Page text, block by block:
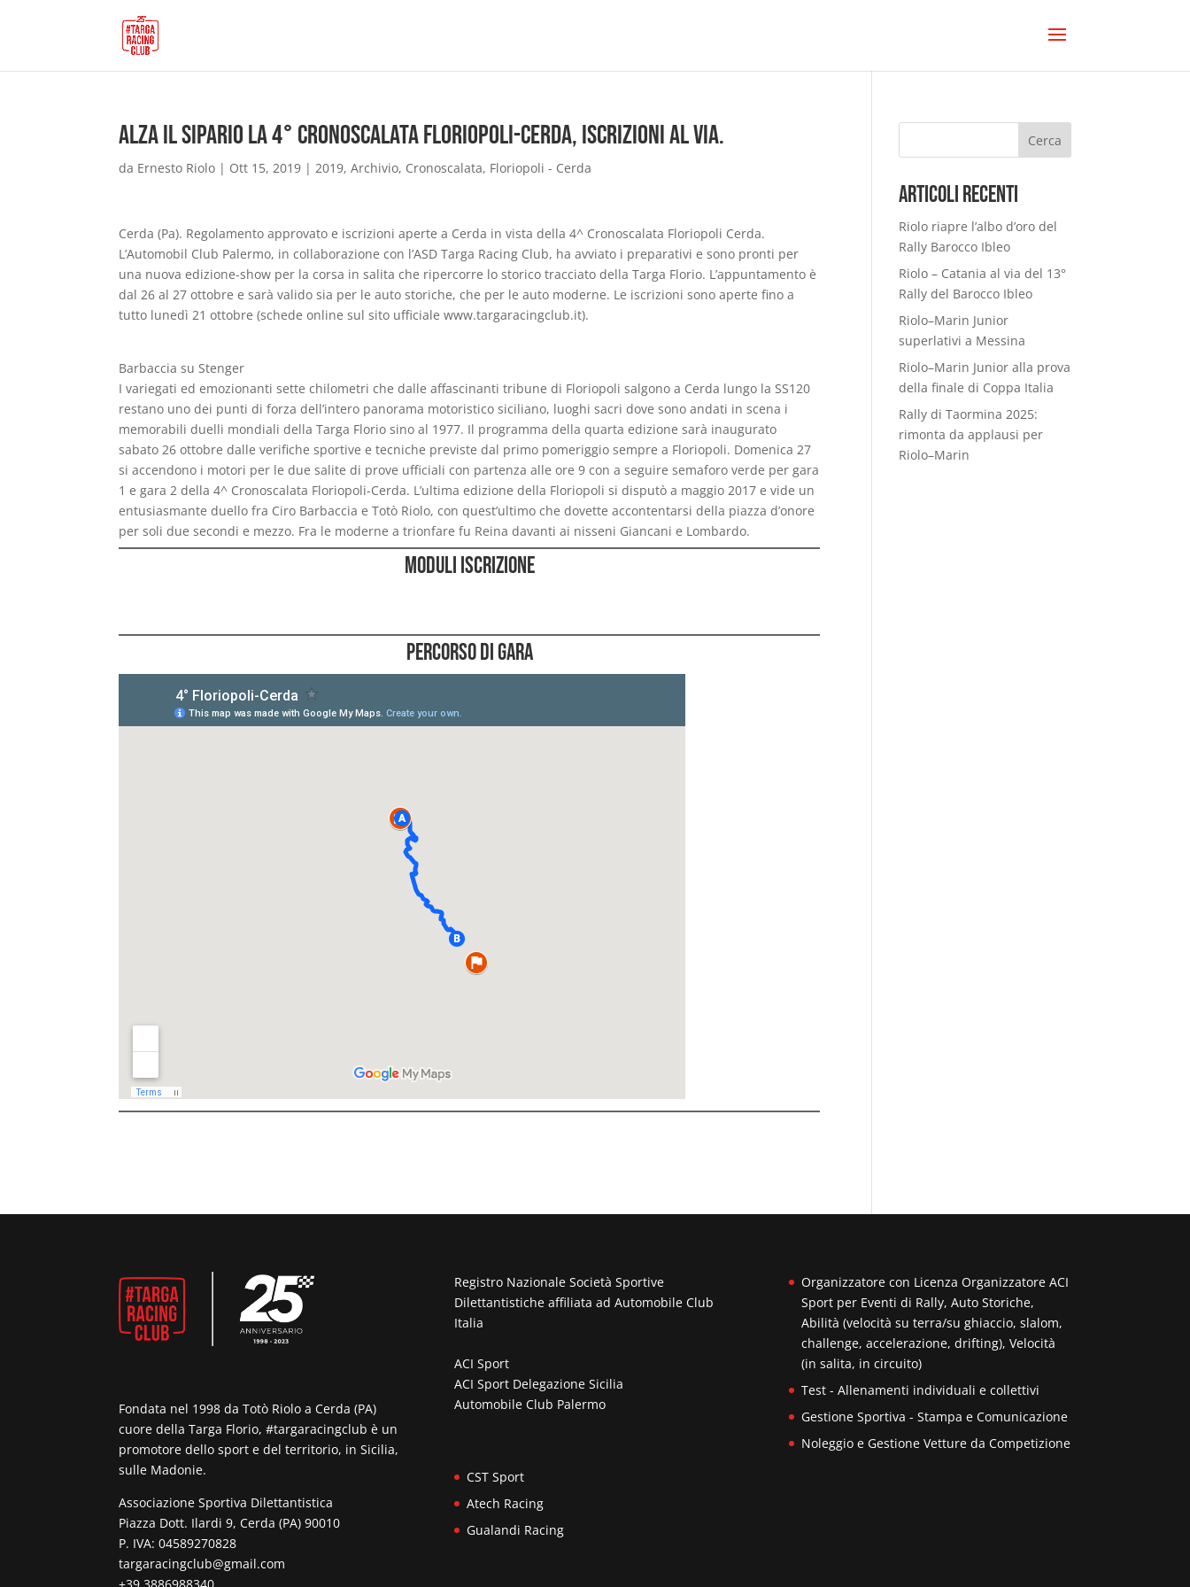
Alza il sipario la 4° Cronoscalata Floriopoli-Cerda, iscrizioni al via.
da Ernesto Riolo | Ott 15, 2019 |2019,Archivio, Cronoscalata, Floriopoli - Cerda
Cerda (Pa). Regolamento approvato e iscrizioni aperte a Cerda in vista della 4^ Cronoscalata Floriopoli Cerda.
L’Automobil Club Palermo, in collaborazione con l’ASD Targa Racing Club, ha avviato i preparativi e sono pronti per
una nuova edizione-show per la corsa in salita che ripercorre lo storico tracciato della Targa Florio. L’appuntamento è
dal 26 al 27 ottobre e sarà valido sia per le auto storiche, che per le auto moderne. Le iscrizioni sono aperte fino a
tutto lunedì 21 ottobre (schede online sul sito ufficiale www.targaracingclub.it).
Barbaccia su Stenger
I variegati ed emozionanti sette chilometri che dalle affascinanti tribune di Floriopoli salgono a Cerda lungo la SS120
restano uno dei punti di forza dell’intero panorama motoristico siciliano, luoghi sacri dove sono andati in scena i
memorabili duelli mondiali della Targa Florio sino al 1977. Il programma della quarta edizione sarà inaugurato
sabato 26 ottobre dalle verifiche sportive e tecniche previste dal primo pomeriggio sempre a Floriopoli. Domenica 27
si accendono i motori per le due salite di prove ufficiali con partenza alle ore 9 con a seguire semaforo verde per gara
1 e gara 2 della 4^ Cronoscalata Floriopoli-Cerda. L’ultima edizione della Floriopoli si disputò a maggio 2017 e vide un
entusiasmante duello fra Ciro Barbaccia e Totò Riolo, con quest’ultimo che dovette accontentarsi della piazza d’onore
per soli due secondi e mezzo. Fra le moderne a trionfare fu Reina davanti ai nisseni Giancani e Lombardo.
Moduli Iscrizione
Percorso di Gara
Cerca
Articoli Recenti
Riolo riapre l’albo d’oro del
Rally Barocco Ibleo
Riolo – Catania al via del 13°
Rally del Barocco Ibleo
Riolo–Marin Junior
superlativi a Messina
Riolo–Marin Junior alla prova
della finale di Coppa Italia
Rally di Taormina 2025:
rimonta da applausi per
Riolo–Marin
Fondata nel 1998 da Totò Riolo a Cerda (PA)
cuore della Targa Florio, #targaracingclub è un
promotore dello sport e del territorio, in Sicilia,
sulle Madonie.
Associazione Sportiva Dilettantistica
Piazza Dott. Ilardi 9, Cerda (PA) 90010
P. IVA: 04589270828
targaracingclub@gmail.com
+39 3886988340
Registro Nazionale Società Sportive
Dilettantistiche affiliata ad Automobile Club
Italia
ACI Sport
ACI Sport Delegazione Sicilia
Automobile Club Palermo
CST Sport
Atech Racing
Gualandi Racing
Organizzatore con Licenza Organizzatore ACI
Sport per Eventi di Rally, Auto Storiche,
Abilità (velocità su terra/su ghiaccio, slalom,
challenge, accelerazione, drifting), Velocità
(in salita, in circuito)
Test - Allenamenti individuali e collettivi
Gestione Sportiva - Stampa e Comunicazione
Noleggio e Gestione Vetture da Competizione